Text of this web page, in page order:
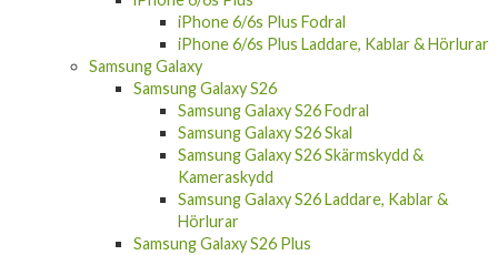
iPhone 6/6s Plus Fodral
iPhone 6/6s Plus Laddare, Kablar & Hörlurar
Samsung Galaxy
Samsung Galaxy S26
Samsung Galaxy S26 Fodral
Samsung Galaxy S26 Skal
Samsung Galaxy S26 Skärmskydd &
Kameraskydd
Samsung Galaxy S26 Laddare, Kablar &
Hörlurar
Samsung Galaxy S26 Plus